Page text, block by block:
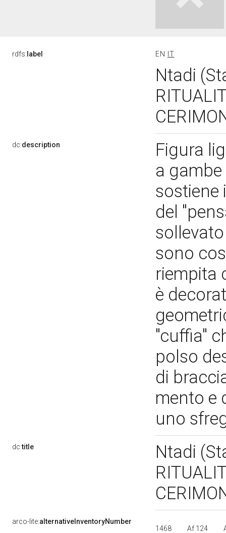
rdfs: label EN IT
Ntadi
dc:description
Figura
a
sostiene
del
sono
riempita
è
"cuffia"
polso
di
mento e
uno
dc:title
Ntadi
arco-lite:alternativeInventoryNumber
1468
Af 124